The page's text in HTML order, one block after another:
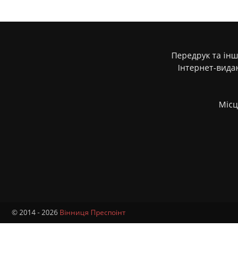
Передрук та
Інтернет-
© 2014 - 2026 Вінниця Преспоінт